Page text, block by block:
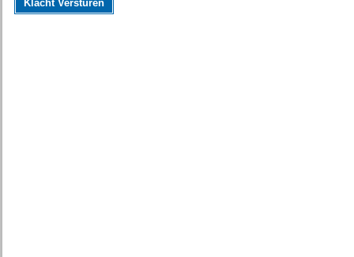
Klacht Versturen